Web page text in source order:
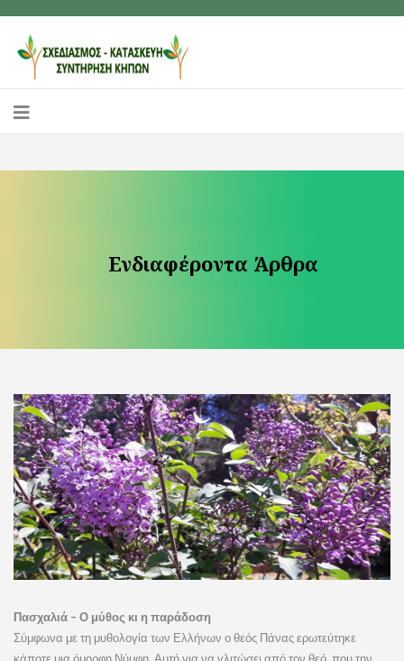
Ενδιαφέροντα Άρθρα
Πασχαλιά – Ο μύθος κι η παράδοση
Σύμφωνα με τη μυθολογία των Ελλήνων ο θεός Πάνας ερωτεύτηκε